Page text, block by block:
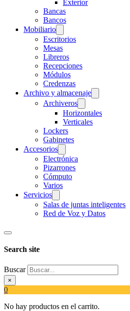
Exterior
Bancas
Bancos
Mobiliario
Escritorios
Mesas
Libreros
Recepciones
Módulos
Credenzas
Archivo y almacenaje
Archiveros
Horizontales
Verticales
Lockers
Gabinetes
Accesorios
Electrónica
Pizarrones
Cómputo
Varios
Servicios
Salas de juntas inteligentes
Red de Voz y Datos
Search site
Buscar
×
0
No hay productos en el carrito.